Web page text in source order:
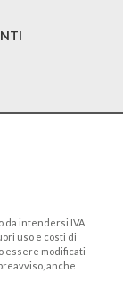
da intendersi IVA
uso e costi di
essere modificati
anche